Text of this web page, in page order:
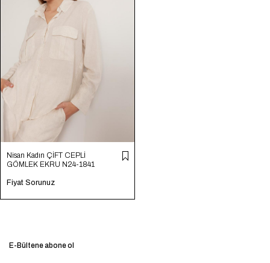
Nisan Kadın ÇİFT CEPLİ
GÖMLEK EKRU N24-1841
Fiyat Sorunuz
E-Bültene abone ol